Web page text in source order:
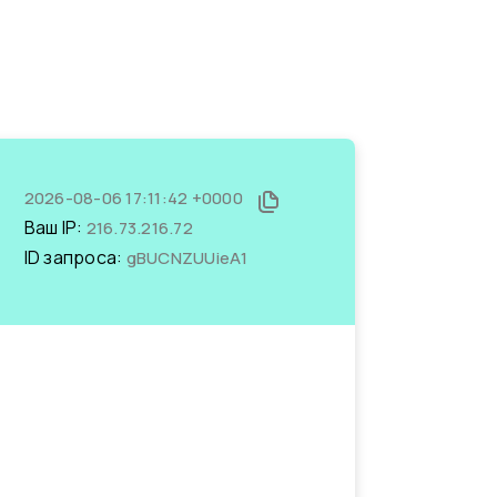
2026-08-06 17:11:42 +0000
Ваш IP: 216.73.216.72
ID запроса: gBUCNZUUieA1